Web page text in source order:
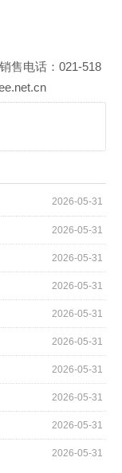
售电话：021-518
2026-05-31
2026-05-31
2026-05-31
2026-05-31
2026-05-31
2026-05-31
2026-05-31
2026-05-31
2026-05-31
2026-05-31